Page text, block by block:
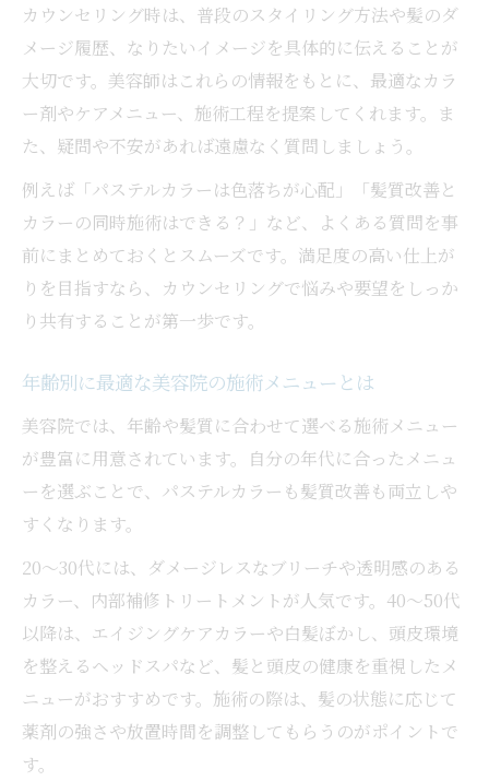
カウンセリング時は、普段のスタイリング方法や髪のダ
メージ履歴、なりたいイメージを具体的に伝えることが
大切です。美容師はこれらの情報をもとに、最適なカラ
ー剤やケアメニュー、施術工程を提案してくれます。ま
た、疑問や不安があれば遠慮なく質問しましょう。
例えば「パステルカラーは色落ちが心配」「髪質改善と
カラーの同時施術はできる？」など、よくある質問を事
前にまとめておくとスムーズです。満足度の高い仕上が
りを目指すなら、カウンセリングで悩みや要望をしっか
り共有することが第一歩です。
年齢別に最適な美容院の施術メニューとは
美容院では、年齢や髪質に合わせて選べる施術メニュー
が豊富に用意されています。自分の年代に合ったメニュ
ーを選ぶことで、パステルカラーも髪質改善も両立しや
すくなります。
20〜30代には、ダメージレスなブリーチや透明感のある
カラー、内部補修トリートメントが人気です。40〜50代
以降は、エイジングケアカラーや白髪ぼかし、頭皮環境
を整えるヘッドスパなど、髪と頭皮の健康を重視したメ
ニューがおすすめです。施術の際は、髪の状態に応じて
薬剤の強さや放置時間を調整してもらうのがポイントで
す。